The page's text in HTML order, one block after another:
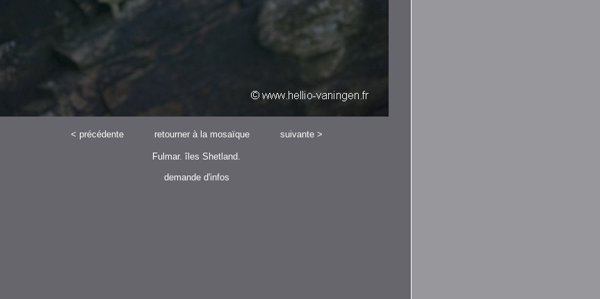
< précédente retourner à la mosaïque suivante>
Fulmar. îles Shetland.
demande d'infos